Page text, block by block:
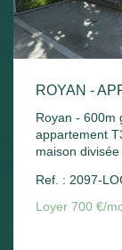
ROYAN -
Royan - 600m
appartement
maison
et wc.
Ref. : 2097-
Loyer 700 €/